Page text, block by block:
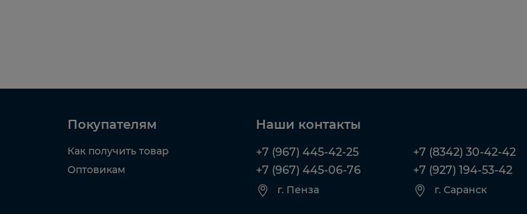
Покупателям
Как получить товар
Оптовикам
Наши контакты
+7 (967) 445-42-25
+7 (967) 445-06-76
г. Пенза
+7 (8342) 30-42-42
+7 (927) 194-53-42
г. Саранск